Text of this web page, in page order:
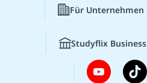
Für Unternehmen
Studyflix Business